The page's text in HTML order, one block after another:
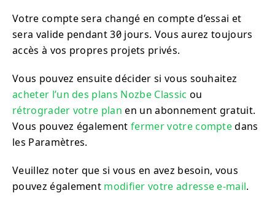
Votre compte sera changé en compte d’essai et
sera valide pendant 30 jours. Vous aurez toujours
accès à vos propres projets privés.
Vous pouvez ensuite décider si vous souhaitez
acheter l’un des plans Nozbe Classic ou
rétrograder votre plan en un abonnement gratuit.
Vous pouvez égalementfermer votre comptedans
les Paramètres.
Veuillez noter que si vous en avez besoin, vous
pouvez également modifier votre adresse e-mail.